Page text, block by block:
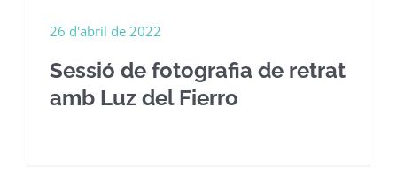
Sessió de fotografia de retrat
amb Luz del Fierro
26 d'abril de 2022